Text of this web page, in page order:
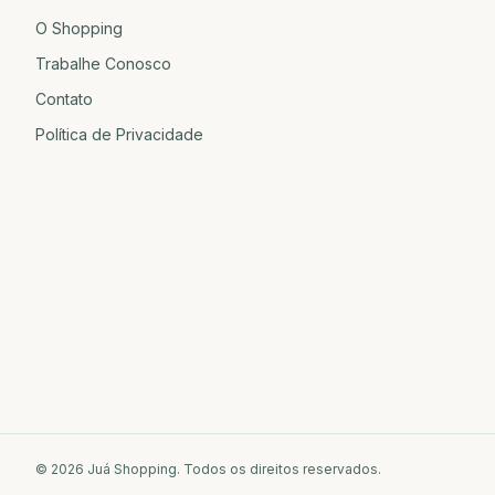
O Shopping
Trabalhe Conosco
Contato
Política de Privacidade
© 2026 Juá Shopping. Todos os direitos reservados.